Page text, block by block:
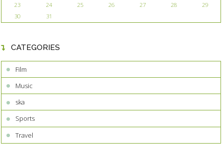
23
24 25 26 27 28
29
30
31
CATEGORIES
Film
Music
ska
Sports
Travel